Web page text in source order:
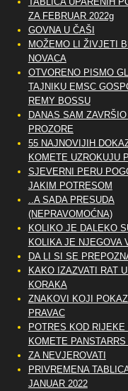
ZA FEBRUAR 2022g
GOVNA U ČAŠI
MOŽEMO LI ŽIVJETI
NOVACA
OTVORENO PISMO
TAJNIKU EMSC
REMY BOSSU
DANAS SAM
PROZORE
55 NAJNOVIJIH
KOMETE UZROKUJU
SJEVERNI PERU
JAKIM POTRESOM
..A SADA PRESUDA
(NEPRAVOMOĆNA)
KOLIKO JE DALEKO
KOLIKA JE NJEGOVA
DA LI SI SE
KAKO IZAZVATI RAT U
KORAKA
ZNAKOVI KOJI
PRAVAC
POTRES KOD RIJEKE
KOMETE PANSTARRS
ZA NEVJEROVATI
PRIVREMENA
JANUAR 2022